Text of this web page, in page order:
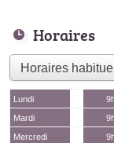
Horaires
Lundi
Mardi
Mercredi